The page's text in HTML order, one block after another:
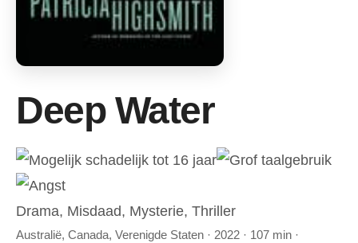
Deep Water
Drama, Misdaad, Mysterie, Thriller
Australië, Canada, Verenigde Staten · 2022 · 107 min ·